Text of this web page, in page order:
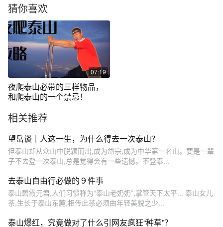
猜你喜欢
07:19
夜爬泰山必带的三样物品，
和爬泰山的一个禁忌！
相关推荐
望岳谈｜人这一生，为什么得去一次泰山？
但泰山却从众山中脱颖而出,成为岱宗,成为中华第一名山。要是一辈
子不去登一次泰山,总是觉得会有一些遗憾。不登泰...
去泰山自由行必做的９件事
泰山碧霞元君,人们习惯称为“泰山老奶奶”,掌管天下太平... 泰山女儿
茶,生长于泰山东麓,相传此茶必须由年轻美貌之少...
泰山爆红，究竟做对了什么引网友疯狂“种草”？